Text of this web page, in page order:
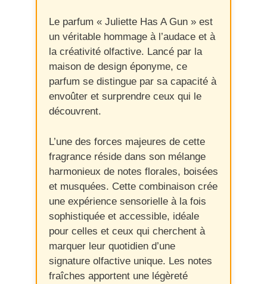
Le parfum « Juliette Has A Gun » est
un véritable hommage à l’audace et à
la créativité olfactive. Lancé par la
maison de design éponyme, ce
parfum se distingue par sa capacité à
envoûter et surprendre ceux qui le
découvrent.
L’une des forces majeures de cette
fragrance réside dans son mélange
harmonieux de notes florales, boisées
et musquées. Cette combinaison crée
une expérience sensorielle à la fois
sophistiquée et accessible, idéale
pour celles et ceux qui cherchent à
marquer leur quotidien d’une
signature olfactive unique. Les notes
fraîches apportent une légèreté